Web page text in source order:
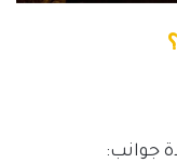
جوانب: